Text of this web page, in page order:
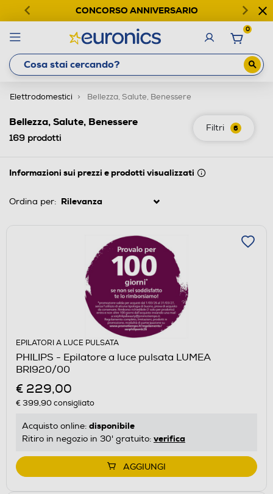
CONCORSO ANNIVERSARIO
0
Elettrodomestici Bellezza, Salute, Benessere
Filtri 6
Bellezza, Salute, Benessere
169 prodotti
Informazioni sui prezzi e prodotti visualizzati
Ordina per:
EPILATORI A LUCE PULSATA
PHILIPS - Epilatore a luce pulsata LUMEA
BRI920/00
€ 229,00
€ 399,90consigliato
Acquisto online: disponibile
Ritiro in negozio in 30' gratuito: verifica
AGGIUNGI